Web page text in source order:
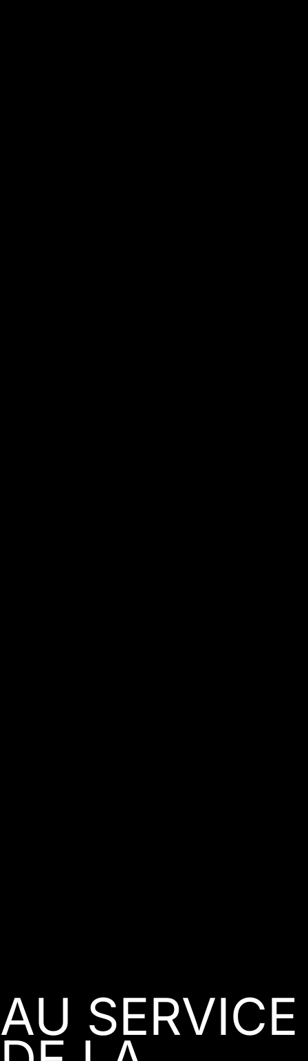
AU SERVICE